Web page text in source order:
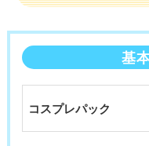
基
コスプレパック